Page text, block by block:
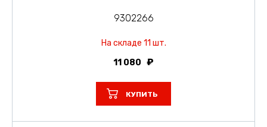
9302266
На складе 11 шт.
11 080
КУПИТЬ